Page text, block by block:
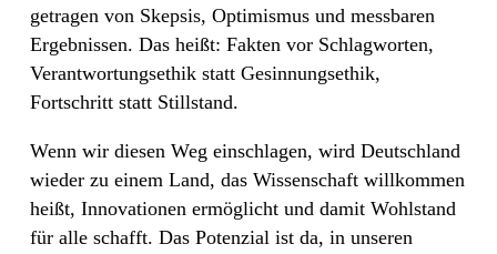
getragen von Skepsis, Optimismus und messbaren
Ergebnissen. Das heißt: Fakten vor Schlagworten,
Verantwortungsethik statt Gesinnungsethik,
Fortschritt statt Stillstand.
Wenn wir diesen Weg einschlagen, wird Deutschland
wieder zu einem Land, das Wissenschaft willkommen
heißt, Innovationen ermöglicht und damit Wohlstand
für alle schafft. Das Potenzial ist da, in unseren